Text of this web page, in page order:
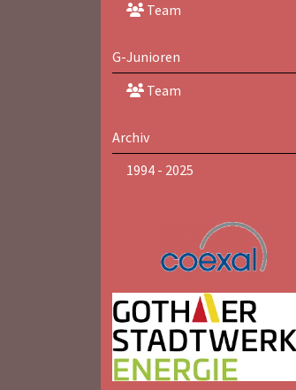
Team
G-Junioren
Team
Archiv
1994 - 2025